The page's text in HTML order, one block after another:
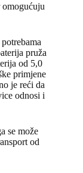
pruža
od 5,0
primjene
je reći da
odnosi i
se može
od